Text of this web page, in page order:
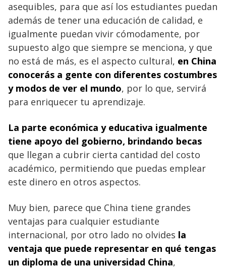
asequibles, para que así los estudiantes puedan
además de tener una educación de calidad, e
igualmente puedan vivir cómodamente, por
supuesto algo que siempre se menciona, y que
no está de más, es el aspecto cultural, en China
conocerás a gente con diferentes costumbres
y modos de ver el mundo, por lo que, servirá
para enriquecer tu aprendizaje.
La parte económica y educativa igualmente
tiene apoyo del gobierno, brindando becas
que llegan a cubrir cierta cantidad del costo
académico, permitiendo que puedas emplear
este dinero en otros aspectos.
Muy bien, parece que China tiene grandes
ventajas para cualquier estudiante
internacional, por otro lado no olvides la
ventaja que puede representar en qué tengas
un diploma de una universidad China,